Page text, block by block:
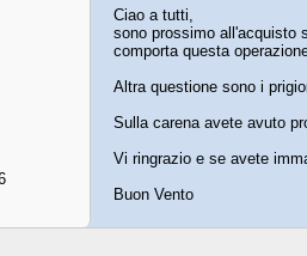
Ciao a tutti,
sono prossimo all'acquisto
comporta questa
Altra questione sono i
Sulla carena avete avuto
Vi ringrazio e se avete
Buon Vento